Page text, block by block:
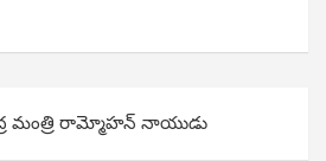
మంత్రి రామ్మోహన్ నాయుడు